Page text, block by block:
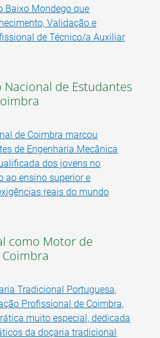
Baixo Mondego que
Validação e
de Técnico/a Auxiliar
Nacional de Estudantes
de Coimbra marcou
de Engenharia Mecânica
dos jovens no
ao ensino superior e
reais do mundo
como Motor de
Tradicional Portuguesa,
Profissional de Coimbra,
muito especial, dedicada
da doçaria tradicional